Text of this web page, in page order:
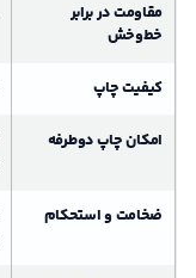
مقاومت در برابر
خط‌وخش
کیفیت چاپ
امکان چاپ دوطرفه
ضخامت و استحکام